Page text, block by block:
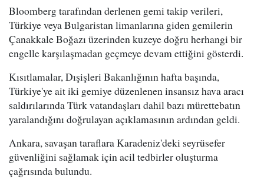
Bloomberg tarafından derlenen gemi takip verileri,
Türkiye veya Bulgaristan limanlarına giden gemilerin
Çanakkale Boğazı üzerinden kuzeye doğru herhangi bir
engelle karşılaşmadan geçmeye devam ettiğini gösterdi.
Kısıtlamalar, Dışişleri Bakanlığının hafta başında,
Türkiye'ye ait iki gemiye düzenlenen insansız hava aracı
saldırılarında Türk vatandaşları dahil bazı mürettebatın
yaralandığını doğrulayan açıklamasının ardından geldi.
Ankara, savaşan taraflara Karadeniz'deki seyrüsefer
güvenliğini sağlamak için acil tedbirler oluşturma
çağrısında bulundu.